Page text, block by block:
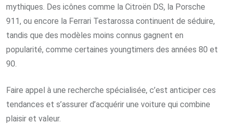
mythiques. Des icônes comme la Citroën DS, la Porsche
911, ou encore la Ferrari Testarossa continuent de séduire,
tandis que des modèles moins connus gagnent en
popularité, comme certaines youngtimers des années 80 et
90.
Faire appel à une recherche spécialisée, c’est anticiper ces
tendances et s’assurer d’acquérir une voiture qui combine
plaisir et valeur.